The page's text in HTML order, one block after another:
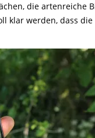
die artenreiche
klar werden, dass